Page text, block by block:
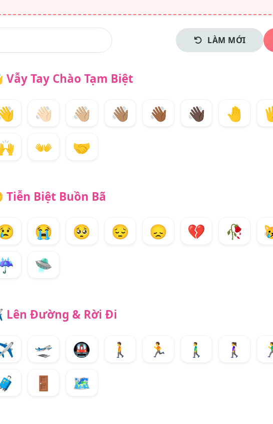
LÀM MỚI
Vẫy Tay Chào Tạm Biệt
👋🏻 👋🏼 👋🏽 👋🏾 👋🏿 🤚
👐 🤝
Tiễn Biệt Buồn Bã
😭 🥺 😔 😞 💔 🥀
🛸
Lên Đường & Rời Đi
🛫 🚇 🚶 🏃 🚶‍♂️ 🚶‍♀️
🚪 🗺️